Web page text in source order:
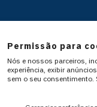
Permissão para
Nós e nossos parceiros,
experiência, exibir
sem o seu consentimento.